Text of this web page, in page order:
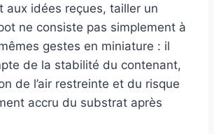
aux idées reçues, tailler un
ne consiste pas simplement à
gestes en miniature : il
de la stabilité du contenant,
de l’air restreinte et du risque
accru du substrat après